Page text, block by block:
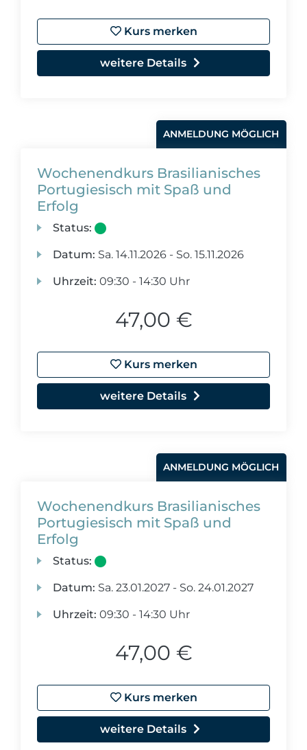
Kurs merken
weitere Details
ANMELDUNG MÖGLICH
Wochenendkurs Brasilianisches
Portugiesisch mit Spaß und
Erfolg
Status:
Datum: Sa. 14.11.2026 - So. 15.11.2026
Uhrzeit: 09:30 - 14:30 Uhr
47,00 €
Kurs merken
weitere Details
ANMELDUNG MÖGLICH
Wochenendkurs Brasilianisches
Portugiesisch mit Spaß und
Erfolg
Status:
Datum: Sa. 23.01.2027 - So. 24.01.2027
Uhrzeit: 09:30 - 14:30 Uhr
47,00 €
Kurs merken
weitere Details